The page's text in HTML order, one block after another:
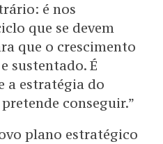
é nos
que se devem
que o crescimento
sustentado. É
a estratégia do
conseguir.”
plano estratégico